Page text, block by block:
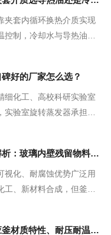
。一、引言双层不锈钢反
传动系统、密封组件、温
体流动、传热机理、结构
，容易出现温控不均、换
夹套渗漏等问题。本文
双层不锈钢反应釜选
维提供技术参考。一、引
别于...
夹套内循环换热介质实现
制，冷却水与导热油是
不稳、换热效率下降、
高甚至安全隐患。本文对
区间、运行压力、换热
配套思路，为双层不锈钢
供参考。一、引言双层不
...
好的厂家怎么选？
细化工、高校科研实验室
验室旋转蒸发器承担物
厂商分为自有生产源头企
想要选出口碑稳定、适配
能只对比价格，需要从
双层玻璃清洗难点解析：玻璃内壁残留物料高效清洗方案
视化、耐腐蚀优势广泛用
、新材料合成，但釜内
高硼硅双层玻璃反应釜材质特性、耐压耐温技术标准说明